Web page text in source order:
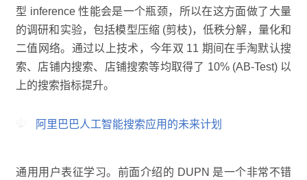
型 inference 性能会是一个瓶颈，所以在这方面做了大量
的调研和实验，包括模型压缩 (剪枝)，低秩分解，量化和
二值网络。通过以上技术，今年双 11 期间在手淘默认搜
索、店铺内搜索、店铺搜索等均取得了 10% (AB-Test) 以
上的搜索指标提升。
阿里巴巴人工智能搜索应用的未来计划
通用用户表征学习。前面介绍的 DUPN 是一个非常不错